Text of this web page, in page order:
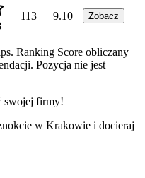
113 9.10 Zobacz
Ranking Score obliczany
Pozycja nie jest
swojej firmy!
w Krakowie i docieraj